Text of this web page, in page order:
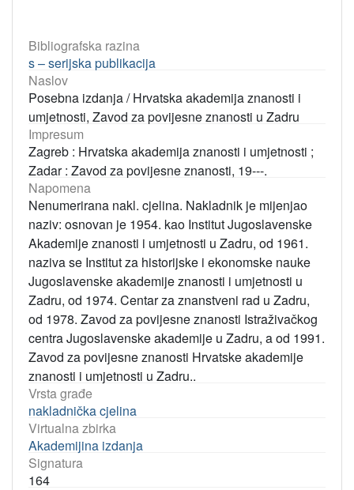
Bibliografska razina
s – serijska publikacija
Naslov
Posebna izdanja / Hrvatska akademija znanosti i
umjetnosti, Zavod za povijesne znanosti u Zadru
Impresum
Zagreb : Hrvatska akademija znanosti i umjetnosti ;
Zadar : Zavod za povijesne znanosti, 19---.
Napomena
Nenumerirana nakl. cjelina. Nakladnik je mijenjao
naziv: osnovan je 1954. kao Institut Jugoslavenske
Akademije znanosti i umjetnosti u Zadru, od 1961.
naziva se Institut za historijske i ekonomske nauke
Jugoslavenske akademije znanosti i umjetnosti u
Zadru, od 1974. Centar za znanstveni rad u Zadru,
od 1978. Zavod za povijesne znanosti Istraživačkog
centra Jugoslavenske akademije u Zadru, a od 1991.
Zavod za povijesne znanosti Hrvatske akademije
znanosti i umjetnosti u Zadru..
Vrsta građe
nakladnička cjelina
Virtualna zbirka
Akademijina izdanja
Signatura
164